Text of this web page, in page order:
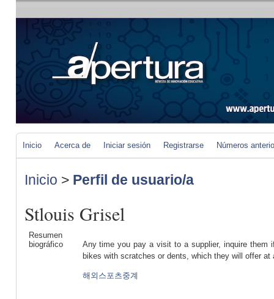
Inicio Acerca de Iniciar sesión Registrarse Números
Inicio > Perfil de usuario/a
Stlouis Grisel
Resumen
biográfico
Any time you pay a visit to a supplier, inquire them
bikes with scratches or dents, which they will offer at
해외스포츠중계